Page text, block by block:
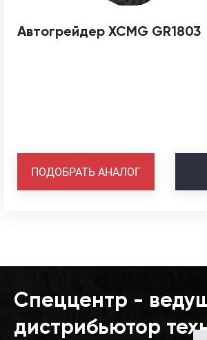
Автогрейдер XCMG GR1803
ПОДОБРАТЬ АНАЛОГ
Спеццентр -
дистрибьютор